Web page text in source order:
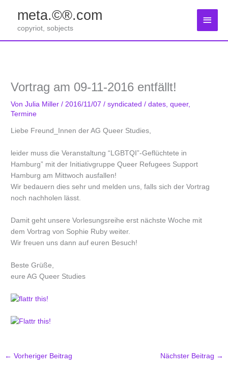
springen
meta.©®.com
copyriot, sobjects
Vortrag am 09-11-2016 entfällt!
VonJulia Miller/ 2016/11/07/syndicated /dates ,queer,
Termine
Liebe Freund_Innen der AG Queer Studies,
leider muss die Veranstaltung “LGBTQI”-Geflüchtete in
Hamburg” mit der Initiativgruppe Queer Refugees Support
Hamburg am Mittwoch ausfallen!
Wir bedauern dies sehr und melden uns, falls sich der Vortrag
noch nachholen lässt.
Damit geht unsere Vorlesungsreihe erst nächste Woche mit
dem Vortrag von Sophie Ruby weiter.
Wir freuen uns dann auf euren Besuch!
Beste Grüße,
eure AG Queer Studies
← Vorheriger Beitrag Nächster Beitrag →